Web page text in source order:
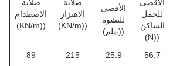
الأقصى
للحمل
الساكن
((N)
الأقصى
للتشوه
((ملم)
صلابة
الاهتزاز
((KN/m)
صلابة
الاصطدام
((KN/m)
56.7
25.9
215
89